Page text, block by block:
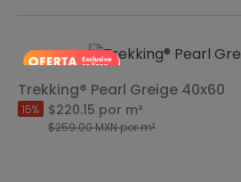
Trekking® Pearl Greige 40x60
15% $220.15 por m²
$259.00MXNpor m²